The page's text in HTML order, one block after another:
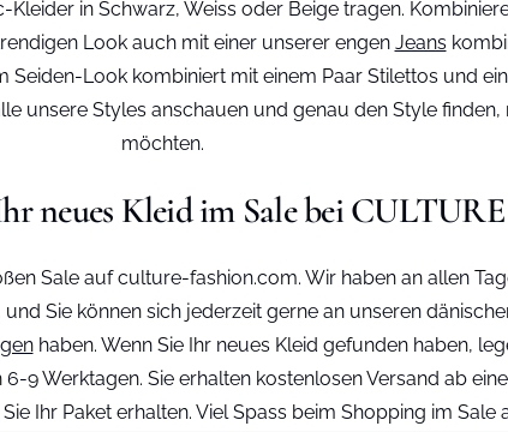
in Schwarz, Weiss oder Beige tragen.
Look auch mit einer unserer engen Jeans
Look kombiniert mit einem Paar Stilettos und
unsere Styles anschauen und genau den Style finden,
möchten.
neues Kleid im Sale bei CULTURE
Sale auf culture-fashion.com. Wir haben an allen
Sie können sich jederzeit gerne an unseren
haben. Wenn Sie Ihr neues Kleid gefunden haben,
9 Werktagen. Sie erhalten kostenlosen Versand ab
Ihr Paket erhalten. Viel Spass beim Shopping im